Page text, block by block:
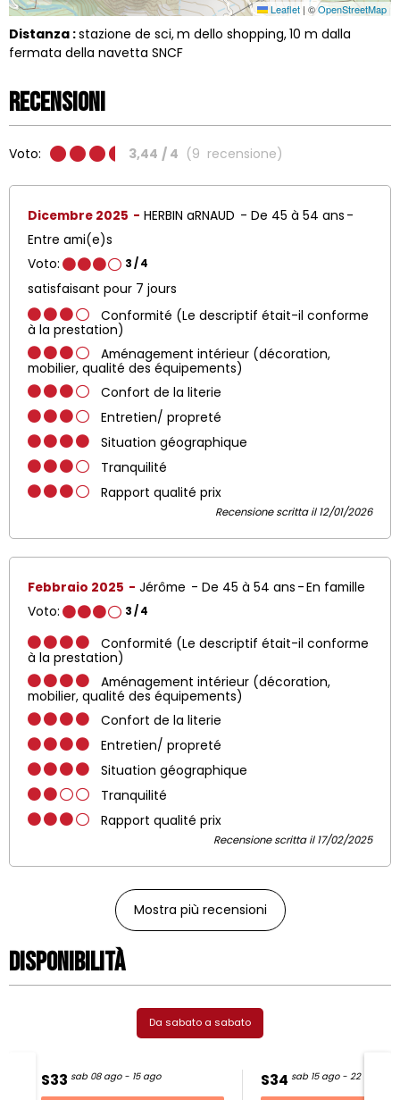
Leaflet | ©OpenStreetMap
Distanza :stazione de sci m dello shopping 10 m dalla
fermata della navetta SNCF
Recensioni
Voto: 3,44 / 4 (9 recensione)
Dicembre 2025 HERBIN aRNAUD
De 45 à 54 ans
Entre ami(e)s
Voto:
3/ 4
satisfaisant pour 7 jours
Conformité (Le descriptif était-il conforme
à la prestation)
Aménagement intérieur (décoration,
mobilier, qualité des équipements)
Confort de la literie
Entretien/ propreté
Situation géographique
Tranquilité
Rapport qualité prix
Recensione scritta il 12/01/2026
Febbraio 2025 Jérôme De 45 à 54 ans
En famille
Voto:
3/ 4
Conformité (Le descriptif était-il conforme
à la prestation)
Aménagement intérieur (décoration,
mobilier, qualité des équipements)
Confort de la literie
Entretien/ propreté
Situation géographique
Tranquilité
Rapport qualité prix
Recensione scritta il 17/02/2025
Mostra più recensioni
Disponibilità
Da sabato a sabato
S33 sab 08 ago - 15 ago S34 sab 15 ago - 22 ago